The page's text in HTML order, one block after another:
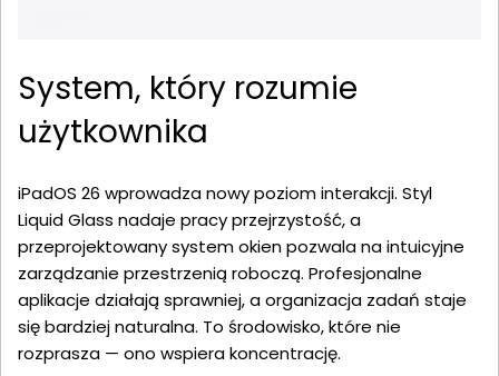
System, który rozumie
użytkownika
iPadOS 26 wprowadza nowy poziom interakcji. Styl
Liquid Glass nadaje pracy przejrzystość, a
przeprojektowany system okien pozwala na intuicyjne
zarządzanie przestrzenią roboczą. Profesjonalne
aplikacje działają sprawniej, a organizacja zadań staje
się bardziej naturalna. To środowisko, które nie
rozprasza — ono wspiera koncentrację.